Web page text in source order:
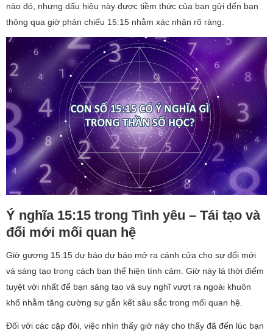
nào đó, nhưng dấu hiệu này được tiềm thức của bạn gửi đến bạn
thông qua giờ phản chiếu 15:15 nhằm xác nhận rõ ràng.
Ý nghĩa 15:15 trong Tình yêu – Tái tạo và
đổi mới mối quan hệ
Giờ gương 15:15 dự báo dự báo mở ra cánh cửa cho sự đổi mới
và sáng tạo trong cách bạn thể hiện tình cảm. Giờ này là thời điểm
tuyệt vời nhất để bạn sáng tạo và suy nghĩ vượt ra ngoài khuôn
khổ nhằm tăng cường sự gắn kết sâu sắc trong mối quan hệ.
Đối với các cặp đôi, việc nhìn thấy giờ này cho thấy đã đến lúc bạn